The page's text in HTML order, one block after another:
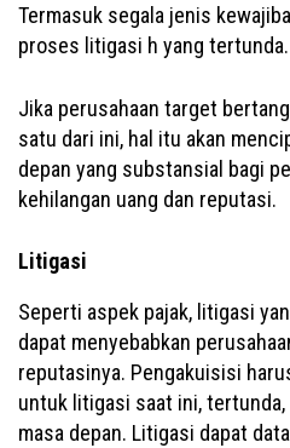
Termasuk segala jenis
proses litigasi h yang tertunda.
Jika perusahaan target
satu dari ini, hal itu akan
depan yang substansial bagi
kehilangan uang dan reputasi.
Litigasi
Seperti aspek pajak, litigasi
dapat menyebabkan
reputasinya. Pengakuisisi
untuk litigasi saat ini, tertunda,
masa depan. Litigasi dapat